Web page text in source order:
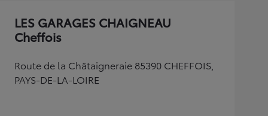
LES GARAGES CHAIGNEAU
Cheffois
Route de la Châtaigneraie 85390 CHEFFOIS,
PAYS-DE-LA-LOIRE